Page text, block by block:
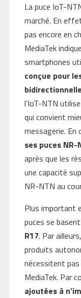
La puce IoT-
marché. En
pas encore en
MediaTek
smartphones
conçue pour
l’IoT-NTN
qui convient
messagerie. En
ses puces
après que les
une capacité
NR-NTN au
Plus important
puces se basent
R17. Par
produits
nécessitent pas
MediaTek. Par
ajoutées à